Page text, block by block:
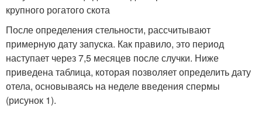
крупного рогатого скота
После определения стельности, рассчитывают
примерную дату запуска. Как правило, это период
наступает через 7,5 месяцев после случки. Ниже
приведена таблица, которая позволяет определить дату
отела, основываясь на неделе введения спермы
(рисунок 1).